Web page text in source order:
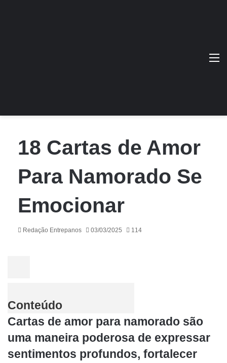
18 Cartas de Amor
Para Namorado Se
Emocionar
Redação Entrepanos 03/03/2025 114
Conteúdo
Cartas de amor para namorado são
uma maneira poderosa de expressar
sentimentos profundos, fortalecer